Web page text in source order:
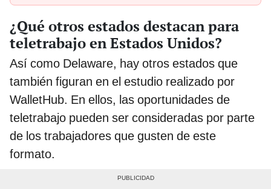
¿Qué otros estados destacan para
teletrabajo en Estados Unidos?
Así como Delaware, hay otros estados que
también figuran en el estudio realizado por
WalletHub. En ellos, las oportunidades de
teletrabajo pueden ser consideradas por parte
de los trabajadores que gusten de este
formato.